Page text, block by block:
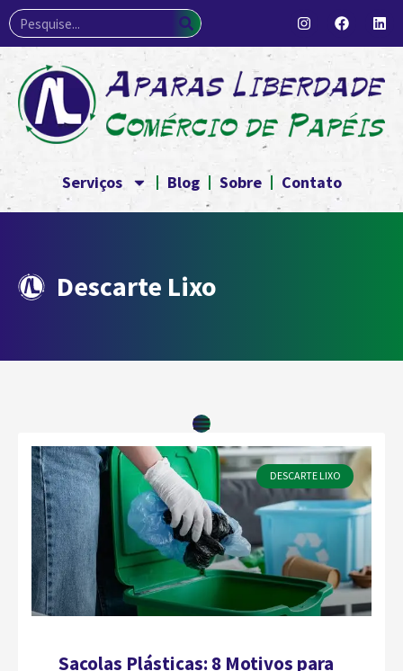
Serviços Blog Sobre Contato
Descarte Lixo
DESCARTE LIXO
Sacolas Plásticas: 8 Motivos para